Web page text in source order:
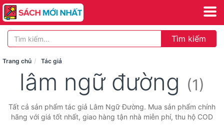
Tìm kiếm
Trang chủ Tác giả
lâm ngữ đường (1)
Tất cả sản phẩm tác giả Lâm Ngữ Đường. Mua sản phẩm chính
hãng với giá tốt nhất, giao hàng tận nhà miễn phí, thu hộ COD